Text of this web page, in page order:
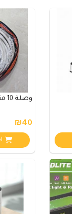
وصلة 10 متر
₪40